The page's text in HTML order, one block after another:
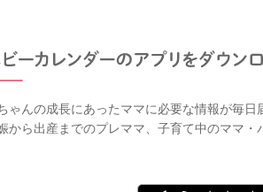
ゃんの成長にあったママに必要な情報が毎日
から出産までのプレママ、子育て中のママ